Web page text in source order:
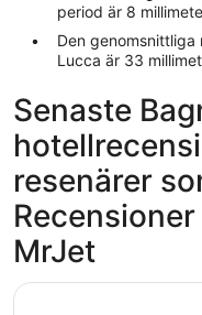
period är 8
Den
Lucca är 33
Senaste
resenärer
MrJet
Versilia Lido | UNA